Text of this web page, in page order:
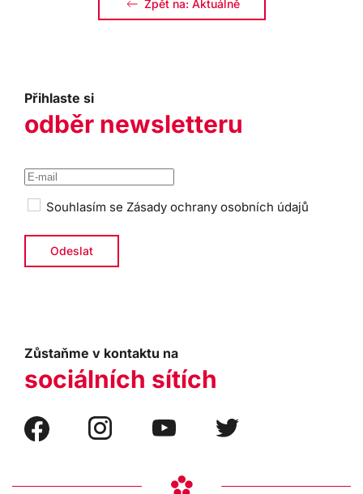
Zpět na: Aktuálně
Přihlaste si
odběr newsletteru
Souhlasím se Zásady ochrany osobních údajů
Zůstaňme v kontaktu na
sociálních sítích